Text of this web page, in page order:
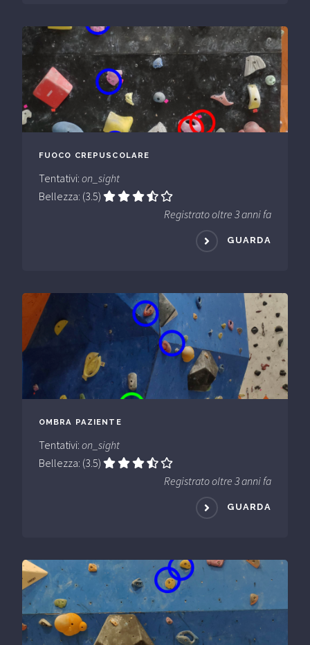
FUOCO CREPUSCOLARE
Tentativi: on_sight
Bellezza: (3.5)
Registrato oltre 3 anni fa
GUARDA
OMBRA PAZIENTE
Tentativi: on_sight
Bellezza: (3.5)
Registrato oltre 3 anni fa
GUARDA